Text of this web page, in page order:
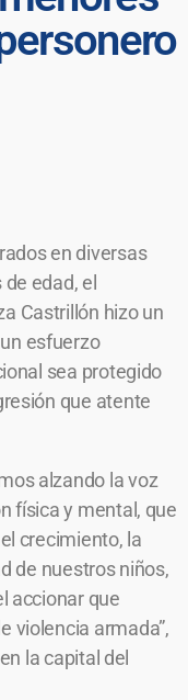
en diversas
edad, el
Castrillón hizo un
esfuerzo
sea protegido
que atente
alzando la voz
física y mental, que
crecimiento, la
de nuestros niños,
accionar que
violencia armada”,
la capital del